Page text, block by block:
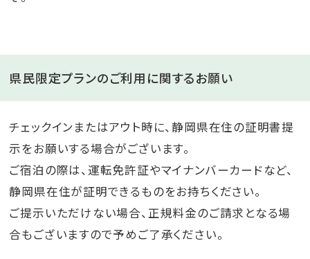
県民限定プランのご利用に関するお願い
チェックインまたはアウト時に、静岡県在住の証明書提
示をお願いする場合がございます。
ご宿泊の際は、運転免許証やマイナンバーカードなど、
静岡県在住が証明できるものをお持ちください。
ご提示いただけない場合、正規料金のご請求となる場
合もございますので予めご了承ください。